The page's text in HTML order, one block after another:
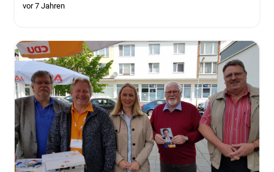
vor 7 Jahren